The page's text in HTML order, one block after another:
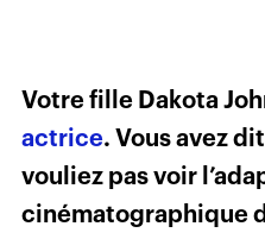
Votre fille Dakota
actrice. Vous avez
vouliez pas voir
cinématographique